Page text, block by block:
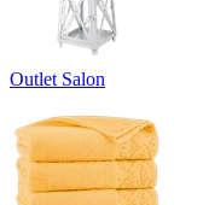
Outlet Salon